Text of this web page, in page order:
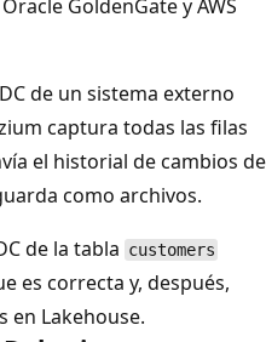
GoldenGate y AWS
de un sistema externo
captura todas las filas
el historial de cambios de
como archivos.
de la tabla customers
es correcta y, después,
en Lakehouse.